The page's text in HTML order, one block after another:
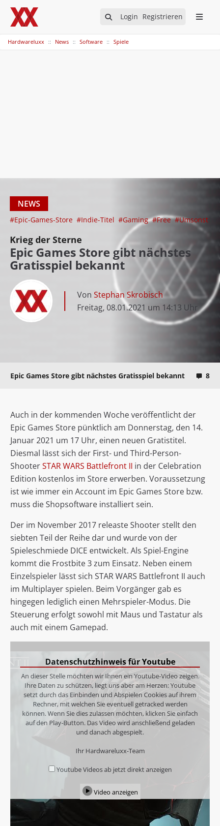
Login Registrieren
Hardwareluxx News Software Spiele
NEWS
#Epic-Games-Store #Indie-Titel #Gaming #Free #Umsonst
Krieg der Sterne
Epic Games Store gibt nächstes
Gratisspiel bekannt
Von Stephan Skrobisch
Freitag, 08.01.2021 um 14:13 Uhr
Epic Games Store gibt nächstes Gratisspiel bekannt 8
Auch in der kommenden Woche veröffentlicht der
Epic Games Store pünktlich am Donnerstag, den 14.
Januar 2021 um 17 Uhr, einen neuen Gratistitel.
Diesmal lässt sich der First- und Third-Person-
ShooterSTAR WARS Battlefront II in der Celebration
Edition kostenlos im Store erwerben. Voraussetzung
ist wie immer ein Account im Epic Games Store bzw.
muss die Shopsoftware installiert sein.
Der im November 2017 releaste Shooter stellt den
siebten Teil der Reihe dar und wurde von der
Spieleschmiede DICE entwickelt. Als Spiel-Engine
kommt die Frostbite 3 zum Einsatz. Neben einem
Einzelspieler lässt sich STAR WARS Battlefront II auch
im Multiplayer spielen. Beim Vorgänger gab es
hingegen lediglich einen Mehrspieler-Modus. Die
Steuerung erfolgt sowohl mit Maus und Tastatur als
auch mit einem Gamepad.
Datenschutzhinweis für Youtube
An dieser Stelle möchten wir Ihnen ein Youtube-Video zeigen.
Ihre Daten zu schützen, liegt uns aber am Herzen: Youtube
setzt durch das Einbinden und Abspielen Cookies auf ihrem
Rechner, mit welchen Sie eventuell getracked werden
können. Wenn Sie dies zulassen möchten, klicken Sie einfach
auf den Play-Button. Das Video wird anschließend geladen
und danach abgespielt.
Ihr Hardwareluxx-Team
Youtube Videos ab jetzt direkt anzeigen
Video anzeigen